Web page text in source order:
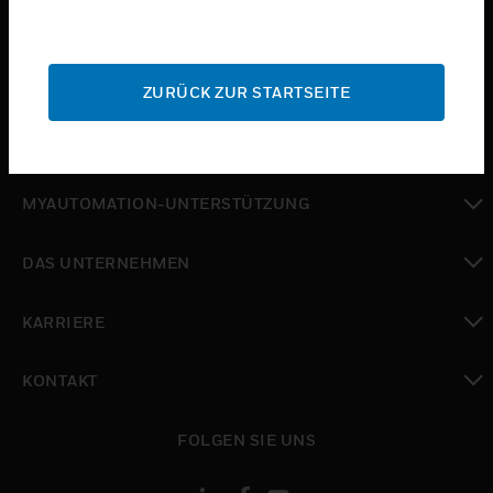
toggle view
toggle view
MYAUTOMATION-UNTERSTÜTZUNG
DAS UNTERNEHMEN
KARRIERE
KONTAKT
FOLGEN SIE UNS
ZURÜCK ZUR STARTSEITE